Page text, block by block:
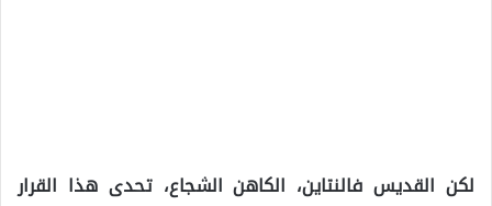
لكن القديس فالنتاين، الكاهن الشجاع، تحدى هذا القرار